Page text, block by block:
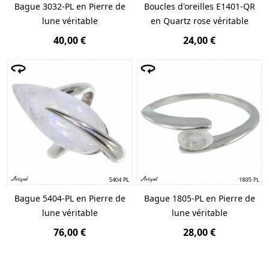
Bague 3032-PL en Pierre de
lune véritable
40,00 €
Boucles d'oreilles E1401-QR
en Quartz rose véritable
24,00 €
Bague 5404-PL en Pierre de
lune véritable
76,00 €
Bague 1805-PL en Pierre de
lune véritable
28,00 €